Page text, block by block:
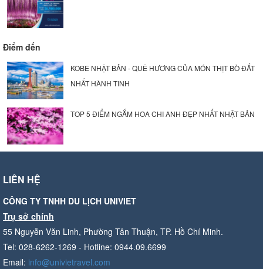
Điểm đến
KOBE NHẬT BẢN - QUÊ HƯƠNG CỦA MÓN THỊT BÒ ĐẮT
NHẤT HÀNH TINH
TOP 5 ĐIỂM NGẮM HOA CHI ANH ĐẸP NHẤT NHẬT BẢN
LIÊN HỆ
CÔNG TY TNHH DU LỊCH UNIVIET
Trụ sở chính
55 Nguyễn Văn Linh, Phường Tân Thuận, TP. Hồ Chí Minh.
Tel: 028-6262-1269 - Hotline: 0944.09.6699
Email: info@univietravel.com